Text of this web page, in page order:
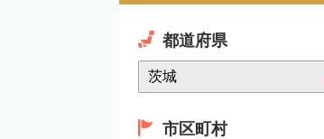
都道府県
市区町村